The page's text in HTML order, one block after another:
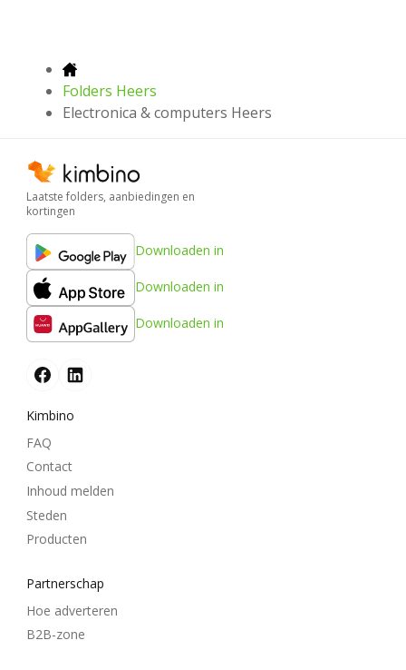
Folders Heers
Electronica & computers Heers
Laatste folders, aanbiedingen en
kortingen
Downloaden in
Downloaden in
Downloaden in
Kimbino
FAQ
Contact
Inhoud melden
Steden
Producten
Partnerschap
Hoe adverteren
B2B-zone